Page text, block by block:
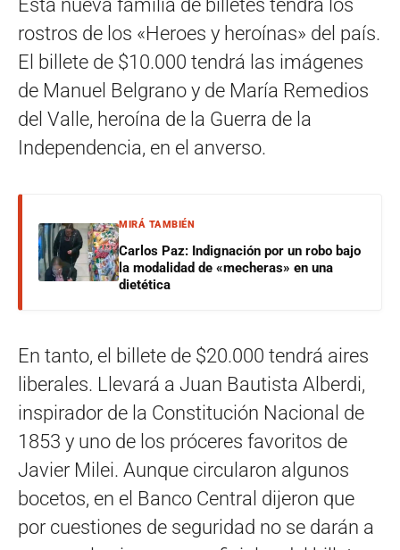
Esta nueva familia de billetes tendrá los
rostros de los «Heroes y heroínas» del país.
El billete de $10.000 tendrá las imágenes
de Manuel Belgrano y de María Remedios
del Valle, heroína de la Guerra de la
Independencia, en el anverso.
MIRÁ TAMBIÉN
Carlos Paz: Indignación por un robo bajo
la modalidad de «mecheras» en una
dietética
En tanto, el billete de $20.000 tendrá aires
liberales. Llevará a Juan Bautista Alberdi,
inspirador de la Constitución Nacional de
1853 y uno de los próceres favoritos de
Javier Milei. Aunque circularon algunos
bocetos, en el Banco Central dijeron que
por cuestiones de seguridad no se darán a